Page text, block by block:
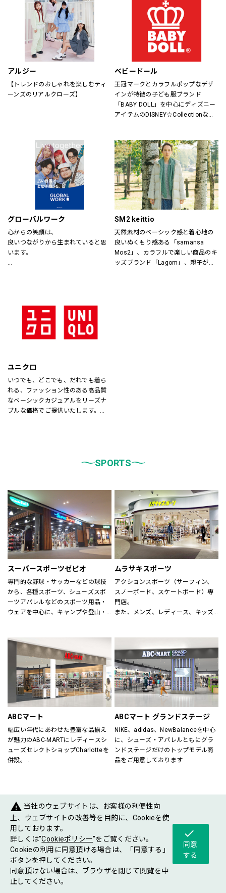
ショップ
案内
フロア
マップ
アルジー
【トレンドのおしゃれを楽しむティ
ーンズのリアルクローズ】
ベビードール
王冠マークとカラフルポップなデザ
インが特徴の子ども服ブランド
「BABY DOLL」を中心にディズニー
アイテムのDISNEY☆Collectionなど
は150cmまで、大人はXLサイズまで
取り揃えているので、ご家族で楽し
めるペアアイテムもラインナップし
たファミリーカジュアルブランドで
す。
グローバルワーク
心からの笑顔は、
良いつながりから生まれていると思
います。
心地よさや好感を大切にした
“Good Feeling Wear”で
ともに生きよう
SM2 keittio
天然素材のベーシック感と着心地の
良いぬくもり感ある「samansa
Mos2」、カラフルで楽しい商品のキ
ッズブランド「Lagom」、親子が楽
ユニクロ
いつでも、どこでも、だれでも着ら
れる、ファッション性のある高品質
なベーシックカジュアルをリーズナ
ブルな価格でご提供いたします。
などをゾーンに分けて配置し、広
す。
どうぞご来店ください。
SPORTS
スーパースポーツゼビオ
専門的な野球・サッカーなどの球技
から、各種スポーツ、シューズスポ
ーツアパレルなどのスポーツ用品・
ウェアを中心に、キャンプや登山・
商品を揃えた大型総合スポーツ専門
スポーツナビゲーターを合言葉に、
すべてのスポーツを楽しむ方をサポ
ート！
スポーツに関する悩み事、困り事な
どぜひご相談下さい。
ご年配の方からお子様まで、安心し
プです。
Victoria Golf／029-868-7162
ムラサキスポーツ
アクションスポーツ（サーフィン、
スノーボード、スケートボード）専
門店。
また、メンズ、レディース、キッズ
ンドが揃います。
アクションスポーツスペシャリスト
が在籍していますので、ビギナーの
方からエキスパートの方までお任せ
下さい。
トも開催していますので是非ご来店
ABCマート
幅広い年代にあわせた豊富な品揃え
が魅力のABC-MARTにレディースシ
ューズセレクトショップCharlotteを
併設。
ABCマート グランドステージ
NIKE、adidas、NewBalanceを中心
に、シューズ・アパレルともにグラ
ンドステージだけのトップモデル商
品をご用意しております
FASHIONGOODS
warning 当社のウェブサイトは、お客様の利便性向
上、ウェブサイトの改善等を目的に、Cookieを使
用しております。
詳しくは”Cookieポリシー”をご覧ください。
Cookieの利用に同意頂ける場合は、「同意する」
ボタンを押してください。
同意頂けない場合は、ブラウザを閉じて閲覧を中
止してください。
check
同意
する